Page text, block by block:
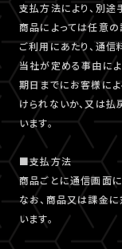
支払方法により、別途
商品によっては任意の
ご利用にあたり、通信
当社が定める事由に
期日までにお客様に
けられないか、又は
います。
■支払方法
商品ごとに通信画面に
なお、商品又は課金
います。